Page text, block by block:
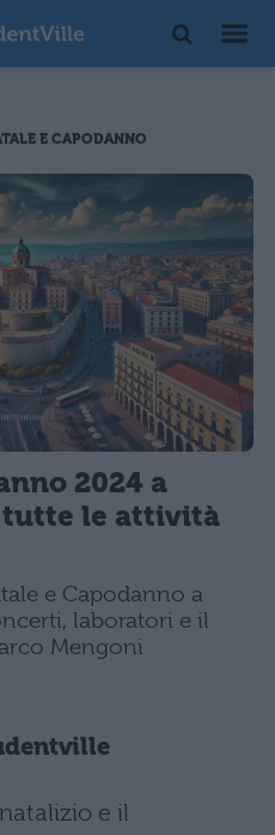
E CAPODANNO
2024 a
le attività
e Capodanno a
laboratori e il
Mengoni
e il